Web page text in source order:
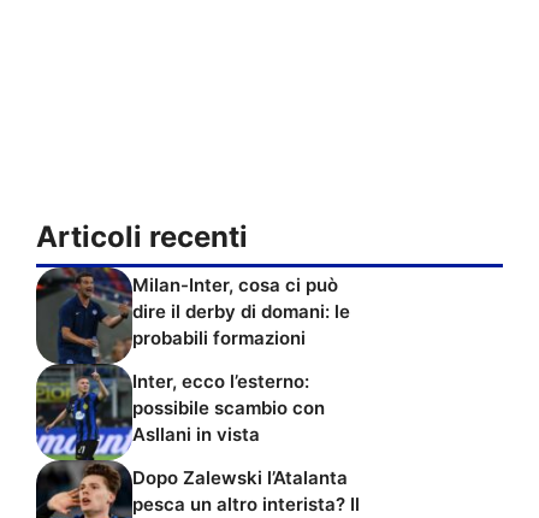
Articoli recenti
Milan-Inter, cosa ci può
dire il derby di domani: le
probabili formazioni
Inter, ecco l’esterno:
possibile scambio con
Asllani in vista
Dopo Zalewski l’Atalanta
pesca un altro interista? Il